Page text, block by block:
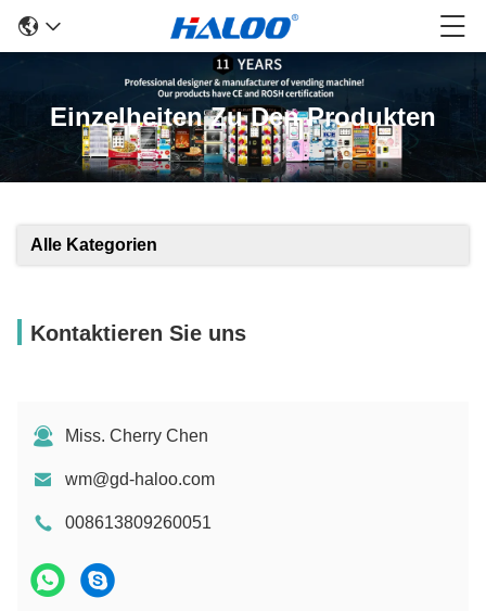
Einzelheiten Zu Den Produkten
Alle Kategorien
Kontaktieren Sie uns
Miss. Cherry Chen
wm@gd-haloo.com
008613809260051